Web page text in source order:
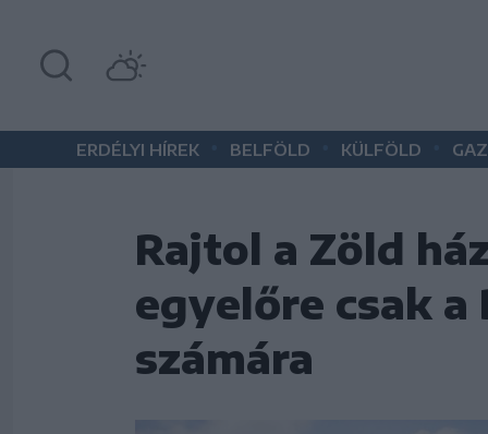
ERDÉLYI HÍREK BELFÖLD KÜLFÖLD
Rajtol a Zöld
egyelőre csak
számára